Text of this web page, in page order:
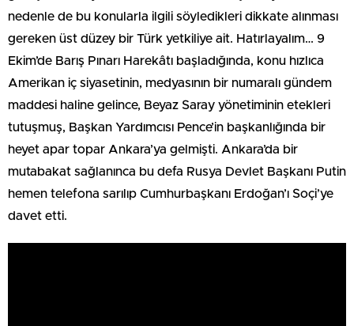
nedenle de bu konularla ilgili söyledikleri dikkate alınması
gereken üst düzey bir Türk yetkiliye ait. Hatırlayalım… 9
Ekim’de Barış Pınarı Harekâtı başladığında, konu hızlıca
Amerikan iç siyasetinin, medyasının bir numaralı gündem
maddesi haline gelince, Beyaz Saray yönetiminin etekleri
tutuşmuş, Başkan Yardımcısı Pence’in başkanlığında bir
heyet apar topar Ankara’ya gelmişti. Ankara’da bir
mutabakat sağlanınca bu defa Rusya Devlet Başkanı Putin
hemen telefona sarılıp Cumhurbaşkanı Erdoğan’ı Soçi’ye
davet etti.